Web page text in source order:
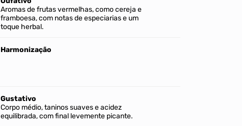
Aromas de frutas vermelhas, como cereja e
framboesa, com notas de especiarias e um
toque herbal.
Harmonização
Gustativo
Corpo médio, taninos suaves e acidez
equilibrada, com final levemente picante.